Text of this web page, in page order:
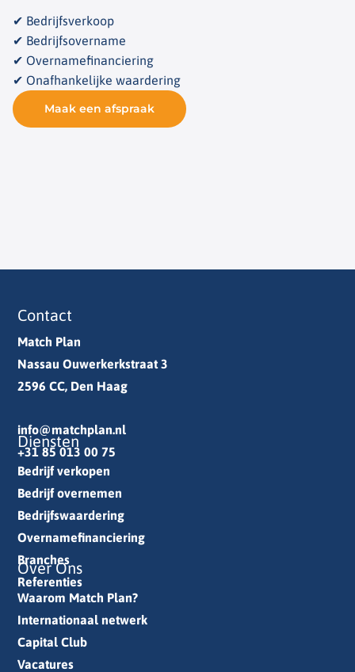
✔ Bedrijfsverkoop
✔ Bedrijfsovername
✔ Overnamefinanciering
✔ Onafhankelijke waardering
Maak een afspraak
Contact
Match Plan
Nassau Ouwerkerkstraat 3
2596 CC, Den Haag
info@matchplan.nl
+31 85 013 00 75
Diensten
Bedrijf verkopen
Bedrijf overnemen
Bedrijfswaardering
Overnamefinanciering
Branches
Referenties
Over Ons
Waarom Match Plan?
Internationaal netwerk
Capital Club
Vacatures